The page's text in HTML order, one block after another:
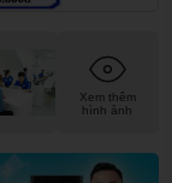
Xem thêm
hình ảnh